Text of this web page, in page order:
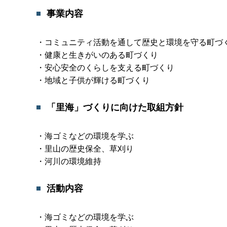
事業内容
・コミュニティ活動を通して歴史と環境を守る町づ
・健康と生きがいのある町づくり
・安心安全のくらしを支える町づくり
・地域と子供が輝ける町づくり
「里海」づくりに向けた取組方針
・海ゴミなどの環境を学ぶ
・里山の歴史保全、草刈り
・河川の環境維持
活動内容
・海ゴミなどの環境を学ぶ